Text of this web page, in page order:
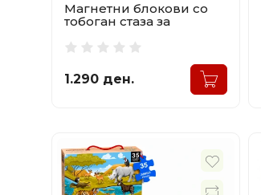
Магнетни блокови со
тобоган стаза за
1.290 ден.